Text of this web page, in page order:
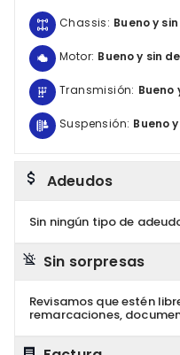
Chassis: Bueno y
Motor: Bueno y sin
Transmisión: Bueno
Suspensión: Bueno
Adeudos
Sin ningún tipo de
Sin sorpresas
Revisamos que estén
remarcaciones,